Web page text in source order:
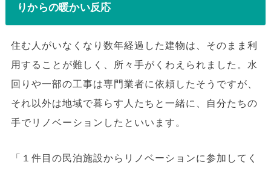
りからの暖かい反応
住む人がいなくなり数年経過した建物は、そのまま利
用することが難しく、所々手がくわえられました。水
回りや一部の工事は専門業者に依頼したそうですが、
それ以外は地域で暮らす人たちと一緒に、自分たちの
手でリノベーションしたといいます。
「１件目の民泊施設からリノベーションに参加してく